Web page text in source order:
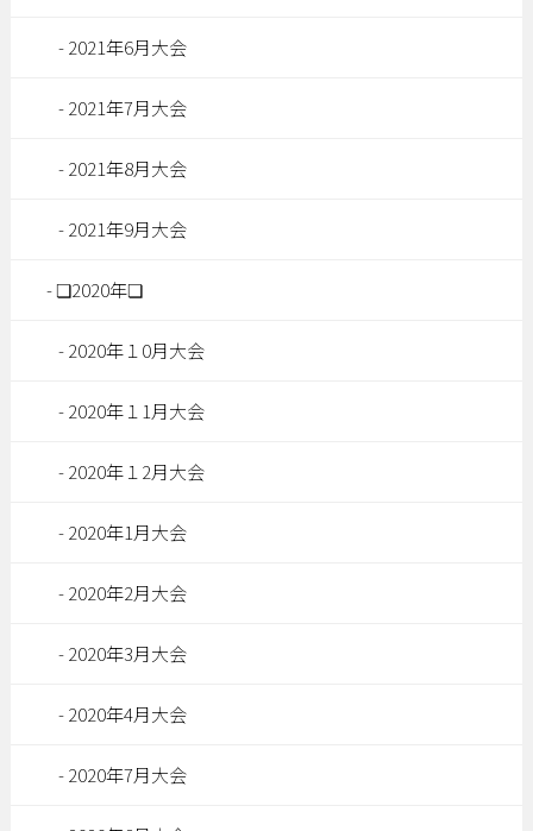
2021年6月大会
2021年7月大会
2021年8月大会
2021年9月大会
❏2020年❏
2020年１0月大会
2020年１1月大会
2020年１2月大会
2020年1月大会
2020年2月大会
2020年3月大会
2020年4月大会
2020年7月大会